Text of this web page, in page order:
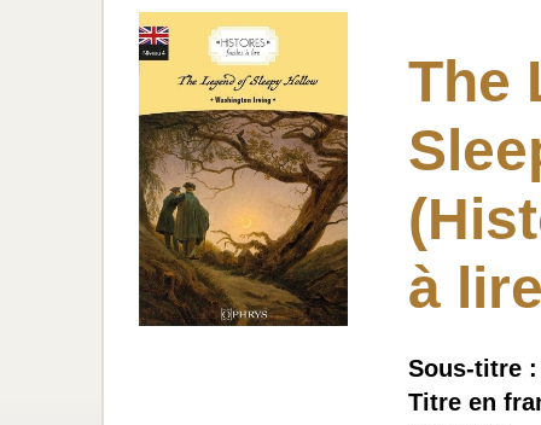
The
à
Sous-titre :
Titre en